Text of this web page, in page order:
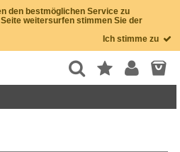
den bestmöglichen Service zu
weitersurfen stimmen Sie der
Ich stimme zu